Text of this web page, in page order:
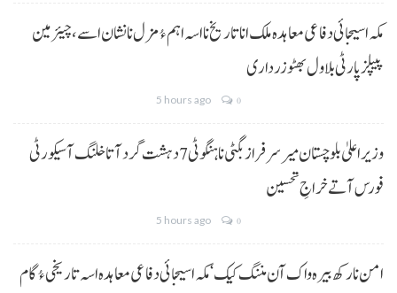
مکہ اسیجائی دفاعی معاہدہ ملک انا تاریخ نا اسہ اہم ءُ مزل نا نشان اسے، چیئرمین
پیپلز پارٹی بلاول بھٹو زرداری
5 hours ago 0
وزیراعلیٰ بلوچستان میر سرفراز بگٹی نا ہنگو ٹی 7 دہشت گرد آتا خلنگ آ سیکورٹی
فورس آتے خراجِ تحسین
5 hours ago 0
امن نا رکھ بیرہ واک آن مننگ کیک‘ مکہ اسیجائی دفاعی معاہدہ اسہ تاریخی ءُ گام